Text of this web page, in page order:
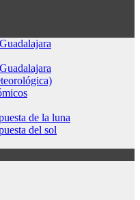
de la luna
del sol